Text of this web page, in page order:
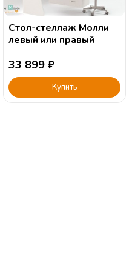
Стол-стеллаж Молли
левый или правый
33 899 ₽
Купить